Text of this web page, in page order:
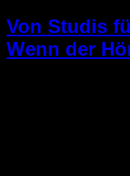
Von Studis
Wenn der